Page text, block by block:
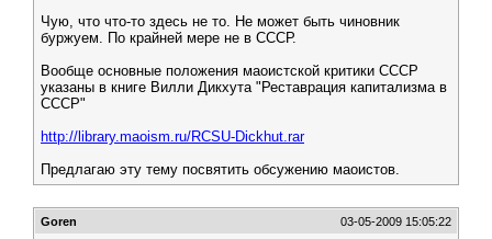
Чую, что что-то здесь не то. Не может быть чиновник
буржуем. По крайней мере не в СССР.
Вообще основные положения маоистской критики СССР
указаны в книге Вилли Дикхута "Реставрация капитализма в
СССР"
http://library.maoism.ru/RCSU-Dickhut.rar
Предлагаю эту тему посвятить обсужению маоистов.
Goren 03-05-2009 15:05:22